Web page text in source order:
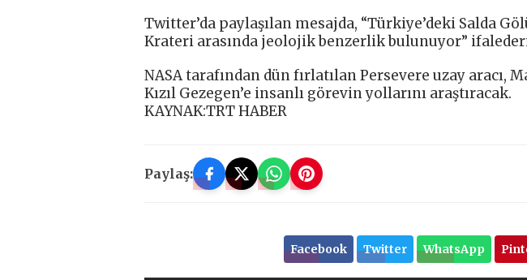
Twitter’da paylaşılan mesajda, “Türkiye’deki Salda
Krateri arasında jeolojik benzerlik bulunuyor”
NASA tarafından dün fırlatılan Persevere uzay aracı,
Kızıl Gezegen’e insanlı görevin yollarını araştıracak.
KAYNAK:TRT HABER
Paylaş:
Facebook Twitter WhatsApp